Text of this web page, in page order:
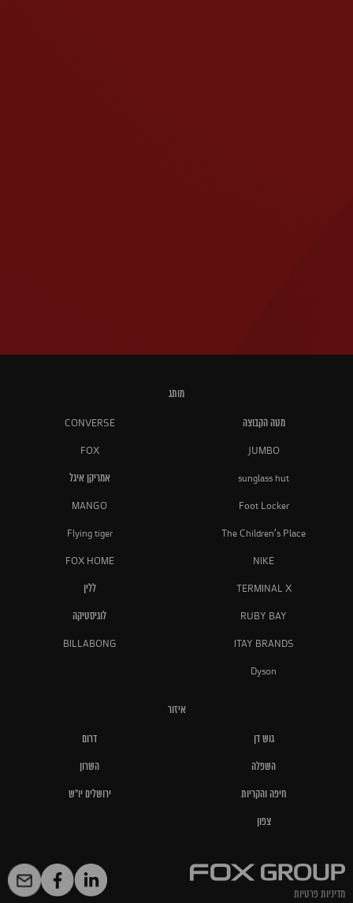
מותג
מטה הקבוצה CONVERSE
JUMBO
FOX
sunglass hut אמריקן איגל
Foot Locker
MANGO
The Children's Place
Flying tiger
NIKE
FOX HOME
TERMINAL X ללין
RUBY BAY לוגיסטיקה
ITAY BRANDS
BILLABONG
Dyson
איזור
גוש דן דרום
השפלה השרון
חיפה והקריות ירושלים יו"ש
צפון
מדיניות פרטיות